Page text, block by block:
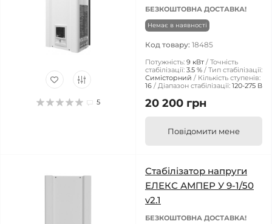
5
БЕЗКОШТОВНА ДОСТАВКА!
Немає в наявності
Код товару: 18485
Потужність: 9 кВт
Точність
стабілізації: 3.5 %
Тип стабілізації:
Симісторний
Кількість ступенів:
16
Діапазон стабілізації: 120-275 В
20 200 грн
Повідомити мене
Стабілізатор напруги
ЕЛЕКС АМПЕР У 9-1/50
v2.1
БЕЗКОШТОВНА ДОСТАВКА!